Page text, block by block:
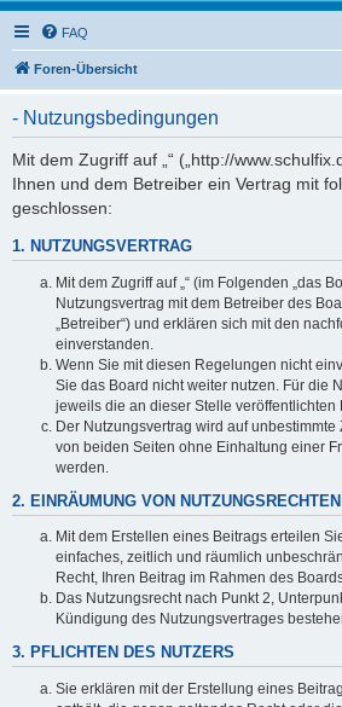
FAQ
Foren-Übersicht
- Nutzungsbedingungen
Mit dem Zugriff auf „“ („http://
Ihnen und dem Betreiber ein Vertrag mit
geschlossen:
1. NUTZUNGSVERTRAG
Mit dem Zugriff auf „“ (im Folgenden „das
Nutzungsvertrag mit dem Betreiber des
„Betreiber“) und erklären sich mit den
einverstanden.
Wenn Sie mit diesen Regelungen nicht
Sie das Board nicht weiter nutzen. Für die
jeweils die an dieser Stelle veröffentlichten
Der Nutzungsvertrag wird auf
von beiden Seiten ohne Einhaltung einer
werden.
2. EINRÄUMUNG VON NUTZUNGSRECHTEN
Mit dem Erstellen eines Beitrags erteilen
einfaches, zeitlich und räumlich
Recht, Ihren Beitrag im Rahmen des
Das Nutzungsrecht nach Punkt 2,
Kündigung des Nutzungsvertrages
3. PFLICHTEN DES NUTZERS
Sie erklären mit der Erstellung eines